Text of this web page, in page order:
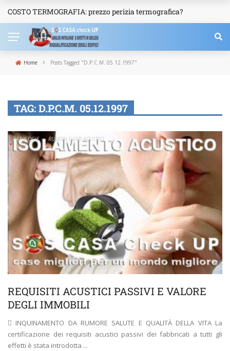
NEWS
COSTO TERMOGRAFIA: prezzo perizia termografica?
Home › Posts Tagged "D.P.C.M. 05.12.1997"
TAG:D.P.C.M. 05.12.1997
PATOLOGIE RUMORI E VIZI ACUSTICI
REQUISITI ACUSTICI PASSIVI E VALORE
DEGLI IMMOBILI
 INQUINAMENTO DA RUMORE SALUTE E QUALITÀ DELLA VITA La
certificazione dei requisiti acustici passivi dei fabbricati a tutti gli
effetti è stata introdotta ...